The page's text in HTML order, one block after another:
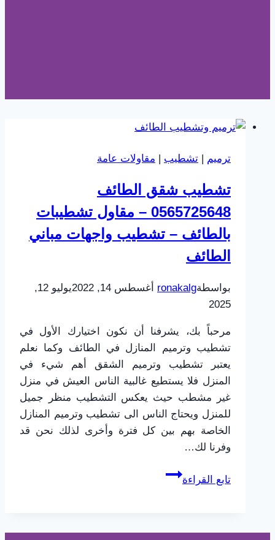
ترميم | تشطيب | مقاولات عامة
تشطيب شقق الطائف
0565725648 – مقاول تشطيبات
بالطائف – تشطيب واجهات مباني
الطائف
بواسطةronakalg أغسطس 14, 2022
يوليو 12,
2025
مرحباً بك، يشرفنا أن نكون اختيارك الأول في
تشطيب وترميم المنازل في الطائف وكما نعلم
يعتبر تشطيب وترميم الشقق أهم شيء في
المنزل فلا يستطيع غالبية الناس العيش في منزل
غير مشطب حيث يعكس التشطيب منظر جميل
للمنزل ويحتاج الناس الى تشطيب وترميم المنازل
الخاصة بهم بين كل فترة وأخرى لذلك نحن قد
وفرنا لك…
تابع القراءة
تشطيب